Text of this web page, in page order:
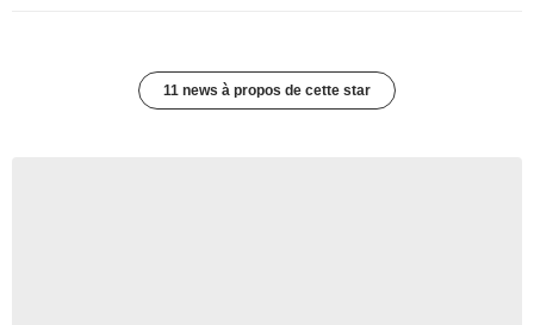
11 news à propos de cette star